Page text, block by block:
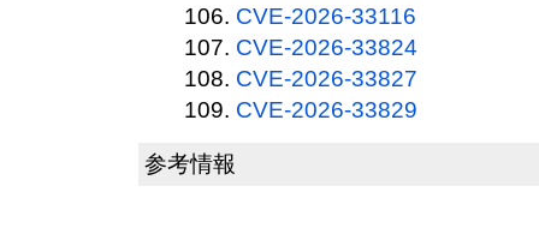
CVE-2026-33116
CVE-2026-33824
CVE-2026-33827
CVE-2026-33829
参考情報